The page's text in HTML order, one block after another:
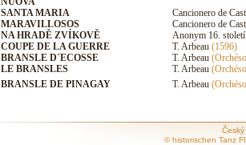
SANTA MARIA
Cancionero de
MARAVILLOSOS
Cancionero de
NA HRADĚ ZVÍKOVĚ
Anonym 16. století
COUPE DE LA GUERRE
T. Arbeau (1596)
BRANSLE D´ECOSSE
T. Arbeau
LE BRANSLES
T. Arbeau
BRANSLE DE PINAGAY
T. Arbeau
© historischen Tanz